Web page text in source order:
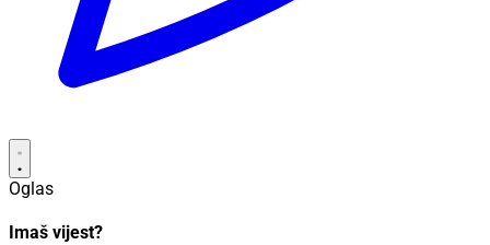
Oglas
Imaš vijest?